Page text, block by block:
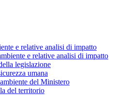
e relative analisi di impatto
e relative analisi di impatto
legislazione
umana
del Ministero
del territorio